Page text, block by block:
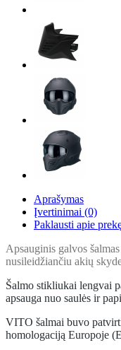
Aprašymas
Įvertinimai (0)
Paklausti apie
Apsauginis galvos
nusileidžiančiu akių
Šalmo stikliukai lengvai
apsauga nuo saulės ir
VITO šalmai buvo
homologaciją Europoje